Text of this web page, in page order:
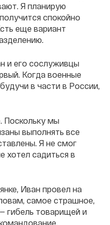
Я планирую
спокойно
еще вариант
и его сослуживцы
Когда военные
в части в России,
Поскольку мы
выполнять все
Я не смог
хотел садиться в
Иван провел на
самое страшное,
гибель товарищей и